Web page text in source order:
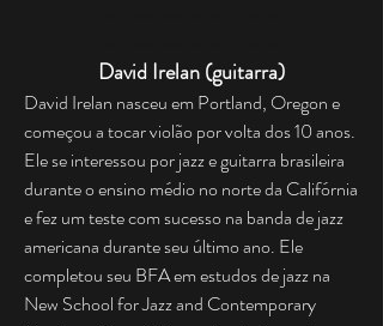
David Irelan (guitarra)
David Irelan nasceu em Portland, Oregon e
começou a tocar violão por volta dos 10 anos.
Ele se interessou por jazz e guitarra brasileira
durante o ensino médio no norte da Califórnia
e fez um teste com sucesso na banda de jazz
americana durante seu último ano. Ele
completou seu BFA em estudos de jazz na
New School for Jazz and Contemporary